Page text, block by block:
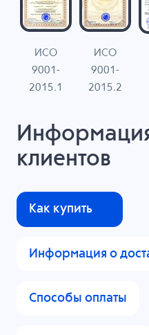
ИСО
9001-
2015.1
ИСО
9001-
2015.2
клиентов
Как купить
Информация о
Способы оплаты